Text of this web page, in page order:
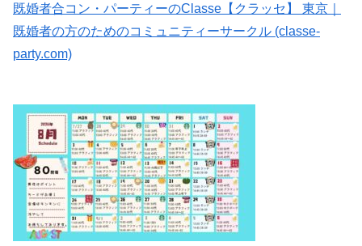
既婚者合コン・パーティーのClasse【クラッセ】 東京｜
既婚者の方のためのコミュニティーサークル (classe-
party.com)